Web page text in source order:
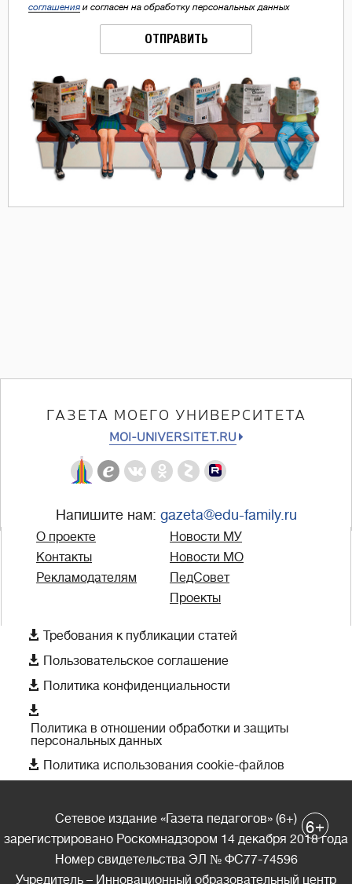
соглашения и согласен на обработку персональных данных
ОТПРАВИТЬ
ГАЗЕТА МОЕГО УНИВЕРСИТЕТА
MOI-UNIVERSITET.RU
Напишите нам: gazeta@edu-family.ru
О проекте
Контакты
Рекламодателям
Новости МУ
Новости МО
ПедСовет
Проекты
 Требования к публикации статей
 Пользовательское соглашение
 Политика конфиденциальности

Политика в отношении обработки и защиты
персональных данных
 Политика использования cookie-файлов
Сетевое издание «Газета педагогов» (6+)
зарегистрировано Роскомнадзором 14 декабря 2018 года
Номер свидетельства ЭЛ № ФС77-74596
Учредитель – Инновационный образовательный центр
6+